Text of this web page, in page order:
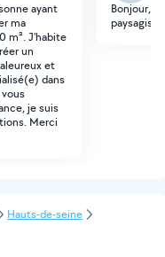
ayant
ma
m². J'habite
un
et
dans
je suis
Merci
Bonjour,
Hauts-de-seine